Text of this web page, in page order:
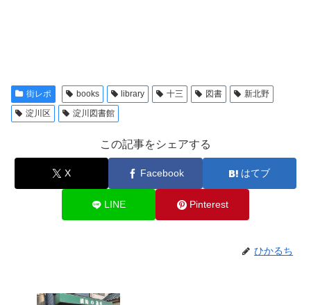
街レポ books library 十三 図書
新北野
淀川区
淀川図書館
この記事をシェアする
X Facebook はてブ
LINE Pinterest
ひかるち